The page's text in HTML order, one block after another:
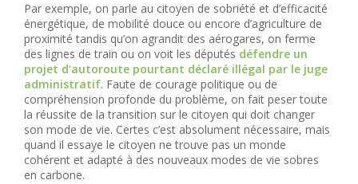
Par exemple, on parle au citoyen de sobriété et d’efficacité
énergétique, de mobilité douce ou encore d’agriculture de
proximité tandis qu’on agrandit des aérogares, on ferme
des lignes de train ou on voit les députés défendre un
projet d’autoroute pourtant déclaré illégal par le juge
administratif. Faute de courage politique ou de
compréhension profonde du problème, on fait peser toute
la réussite de la transition sur le citoyen qui doit changer
son mode de vie. Certes c’est absolument nécessaire, mais
quand il essaye le citoyen ne trouve pas un monde
cohérent et adapté à des nouveaux modes de vie sobres
en carbone.